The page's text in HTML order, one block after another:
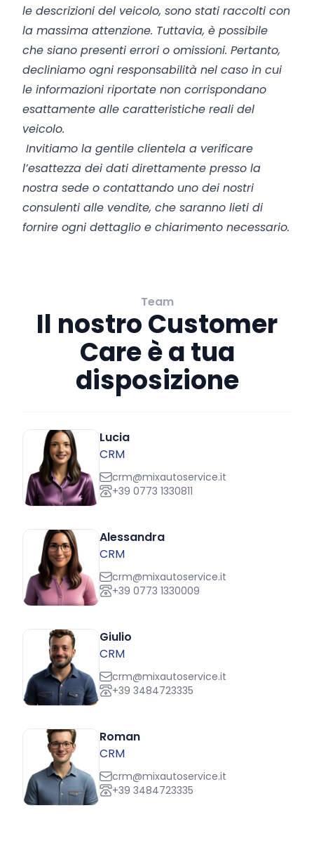
le descrizioni del veicolo, sono stati raccolti con
la massima attenzione. Tuttavia, è possibile
che siano presenti errori o omissioni. Pertanto,
decliniamo ogni responsabilità nel caso in cui
le informazioni riportate non corrispondano
esattamente alle caratteristiche reali del
veicolo.
Invitiamo la gentile clientela a verificare
l’esattezza dei dati direttamente presso la
nostra sede o contattando uno dei nostri
consulenti alle vendite, che saranno lieti di
fornire ogni dettaglio e chiarimento necessario.
Team
Il nostro Customer
Care è a tua
disposizione
Lucia
CRM
crm@mixautoservice.it
+39 0773 1330811
Alessandra
CRM
crm@mixautoservice.it
+39 0773 1330009
Giulio
CRM
crm@mixautoservice.it
+39 3484723335
Roman
CRM
crm@mixautoservice.it
+39 3484723335